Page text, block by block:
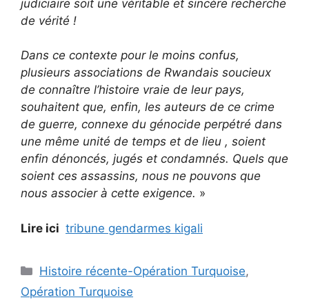
judiciaire soit une véritable et sincère recherche
de vérité !
Dans ce contexte pour le moins confus,
plusieurs associations de Rwandais soucieux
de connaître l’histoire vraie de leur pays,
souhaitent que, enfin, les auteurs de ce crime
de guerre, connexe du génocide perpétré dans
une même unité de temps et de lieu , soient
enfin dénoncés, jugés et condamnés. Quels que
soient ces assassins, nous ne pouvons que
nous associer à cette exigence. »
Lire ici tribune gendarmes kigali
Catégories
Histoire récente-Opération Turquoise,
Opération Turquoise